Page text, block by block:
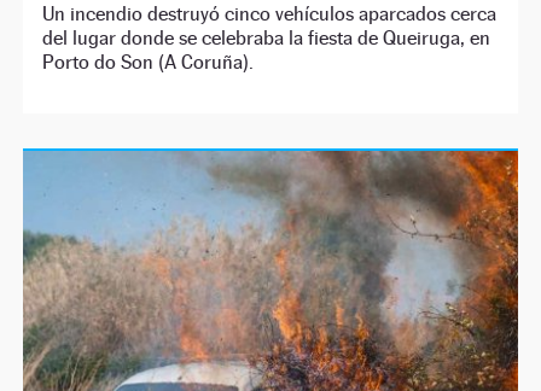
Un incendio destruyó cinco vehículos aparcados cerca
del lugar donde se celebraba la fiesta de Queiruga, en
Porto do Son (A Coruña).